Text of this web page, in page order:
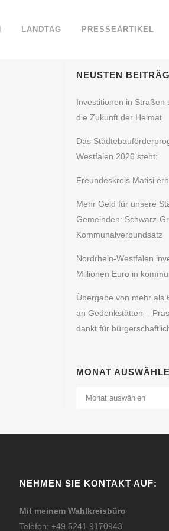
LANDTAG PRESSEARTIKEL
NEUSTEN
Investitionen in Straßen
die Zukunft der Heimat
Das
Westfalen 2026 steht:
Freundeskreis Matisi
Mehr Geld für unsere
Gemeinden: Schwarz-
Kommunalverbundsatz
Nordrhein-Westfalen
Millionen Euro in
Übergabe von mehr als
an Gedenkstätten –
dankt für
MONAT
Monat
NEHMEN SIE KONTAKT AUF:
Mit meinem Wahlkreisbüro
Telefon: +49 5241 9170943